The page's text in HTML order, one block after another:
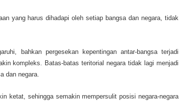
yang harus dihadapi oleh setiap bangsa dan negara, tidak
bahkan pergesekan kepentingan antar-bangsa terjadi
kompleks. Batas-batas teritorial negara tidak lagi menjadi
dan negara.
ketat, sehingga semakin mempersulit posisi negara-negara